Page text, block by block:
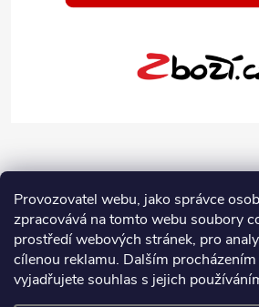
Provozovatel webu, jako správce
zpracovává na tomto webu soubory
prostředí webových stránek, pro
cílenou reklamu. Dalším
vyjadřujete souhlas s jejich